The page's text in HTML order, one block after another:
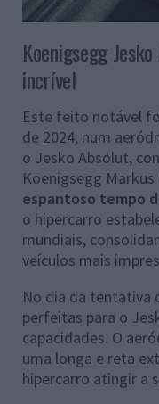
Koenigsegg
incrível
Este feito notável
de 2024, num
o Jesko Absolut,
Koenigsegg Markus
espantoso tempo
o hipercarro
mundiais,
veículos mais
No dia da tentativa
perfeitas para o
capacidades. O
uma longa e reta
hipercarro atingir a